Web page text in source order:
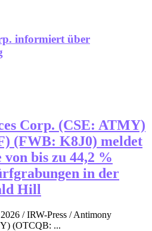
informiert über
Corp. (CSE: ATMY)
(FWB: K8J0) meldet
von bis zu 44,2 %
in der
Hill
/ IRW-Press / Antimony
(OTCQB: ...